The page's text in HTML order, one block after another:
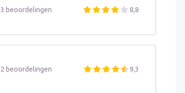
3 beoordelingen 8,8
2 beoordelingen 9,3